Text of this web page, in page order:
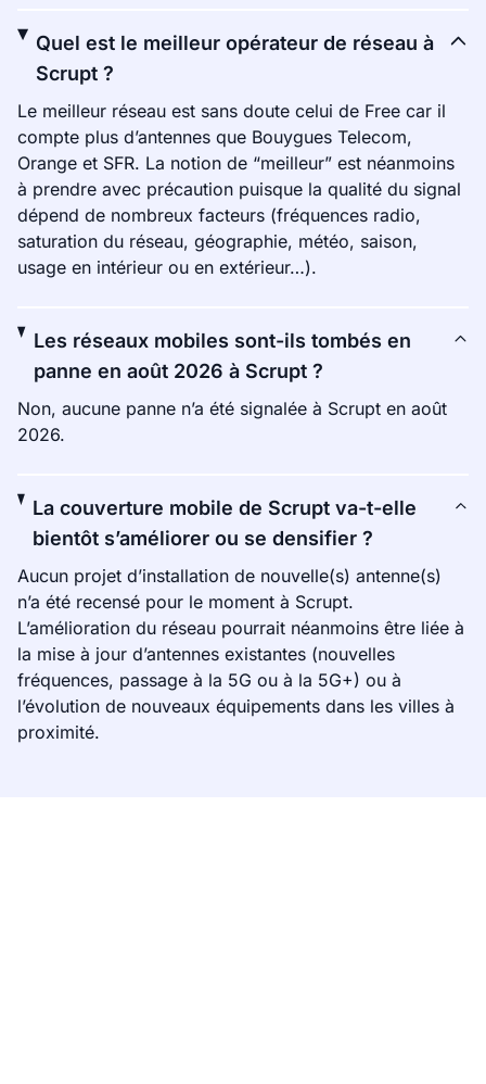
Quel est le meilleur opérateur de réseau à
Scrupt ?
Le meilleur réseau est sans doute celui de Free car il
compte plus d’antennes que Bouygues Telecom,
Orange et SFR. La notion de “meilleur” est néanmoins
à prendre avec précaution puisque la qualité du signal
dépend de nombreux facteurs (fréquences radio,
saturation du réseau, géographie, météo, saison,
usage en intérieur ou en extérieur…).
Les réseaux mobiles sont-ils tombés en
panne en août 2026 à Scrupt ?
Non, aucune panne n’a été signalée à Scrupt en août
2026.
La couverture mobile de Scrupt va-t-elle
bientôt s’améliorer ou se densifier ?
Aucun projet d’installation de nouvelle(s) antenne(s)
n’a été recensé pour le moment à Scrupt.
L’amélioration du réseau pourrait néanmoins être liée à
la mise à jour d’antennes existantes (nouvelles
fréquences, passage à la 5G ou à la 5G+) ou à
l’évolution de nouveaux équipements dans les villes à
proximité.